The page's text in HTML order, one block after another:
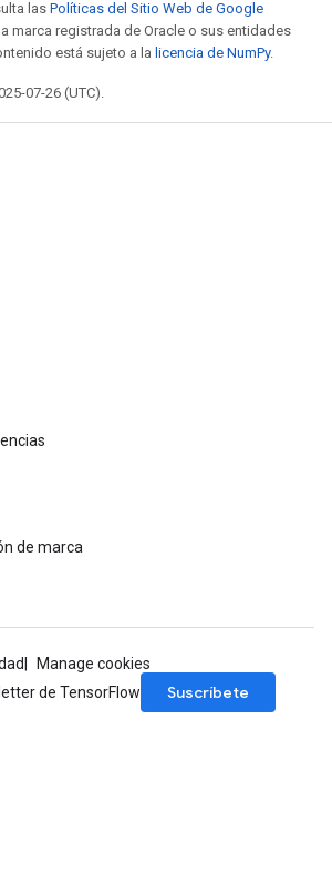
las Políticas del Sitio Web de Google
marca registrada de Oracle o sus entidades
está sujeto a la licencia de NumPy.
07-26 (UTC).
de marca
Manage cookies
de TensorFlow
Suscríbete